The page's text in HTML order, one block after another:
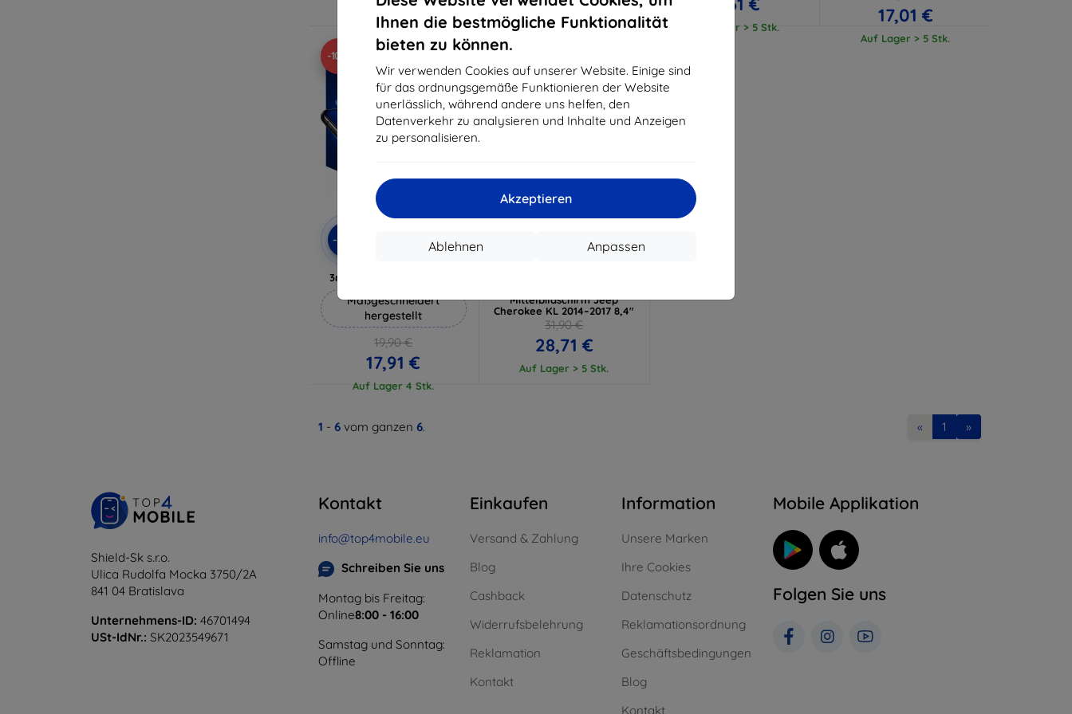
Ihnen die bestmögliche Funktionalität
bieten zu können.
Wir verwenden Cookies auf unserer Website. Einige sind
für das ordnungsgemäße Funktionieren der Website
unerlässlich, während andere uns helfen, den
Datenverkehr zu analysieren und Inhalte und Anzeigen
zu personalisieren.
Akzeptieren
Anpassen
Ablehnen
Auf Lager 3 Stk. Auf Lager > 5 Stk. Auf Lager > 5 Stk.
17,01 €
Auf Lager > 5 Stk.
-10%
-10% EXTRA10
3mk Hammer Schutzfolie
Maßgeschneidert
hergestellt
19,90 €
17,91 €
Auf Lager 4 Stk.
Gutschein
Mittelbildschirm Jeep
Cherokee KL 2014–2017 8,4"
31,90 €
28,71 €
Auf Lager > 5 Stk.
1 - 6 vom ganzen 6. « 1 »
Shield-Sk s.r.o.
Ulica Rudolfa Mocka 3750/2A
841 04 Bratislava
Unternehmens-ID: 46701494
USt-IdNr.: SK2023549671
Kontakt
info@top4mobile.eu
Schreiben Sie uns
Montag bis Freitag:
Online8:00 - 16:00
Samstag und Sonntag:
Offline
Einkaufen
Versand & Zahlung
Blog
Cashback
Widerrufsbelehrung
Reklamation
Kontakt
Information
Unsere Marken
Ihre Cookies
Datenschutz
Reklamationsordnung
Geschäftsbedingungen
Blog
Kontakt
Mobile Applikation
Folgen Sie uns